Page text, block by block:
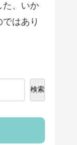
た、いか
はあり
検索